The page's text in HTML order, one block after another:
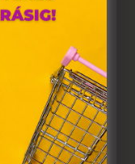
2003. évi C.
az
szolgáltatások
törvény, valamint
használjuk.
országain
és ezeknek a
eszközén történő
kell kérniük.